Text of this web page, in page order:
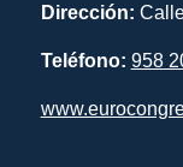
Dirección:
Teléfono: 958